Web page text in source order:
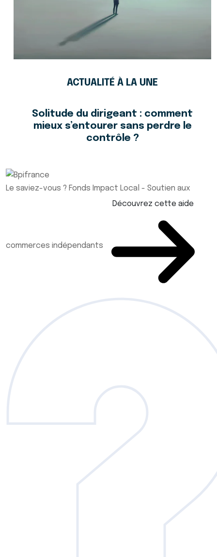
ACTUALITÉ À LA UNE
Solitude du dirigeant : comment
mieux s’entourer sans perdre le
contrôle ?
Le saviez-vous ? Fonds Impact Local - Soutien aux
commerces indépendants
Découvrez cette aide